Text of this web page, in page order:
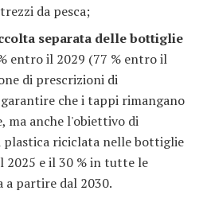
da pesca;
separata delle bottiglie
entro il 2029 (77 % entro il
di prescrizioni di
che i tappi rimangano
ma anche l'obiettivo di
plastica riciclata nelle bottiglie
2025 e il 30 % in tutte le
partire dal 2030.